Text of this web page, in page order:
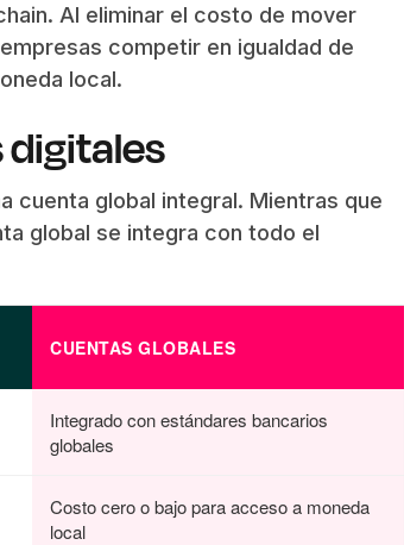
Al eliminar el costo de mover
competir en igualdad de
local.
digitales
cuenta global integral. Mientras que
global se integra con todo el
CUENTAS GLOBALES
Integrado con estándares bancarios
globales
Costo cero o bajo para acceso a moneda
local